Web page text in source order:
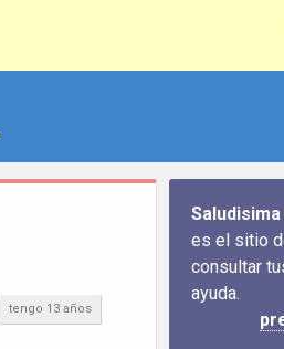
tengo 13 años
es el sitio
consultar
ayuda.